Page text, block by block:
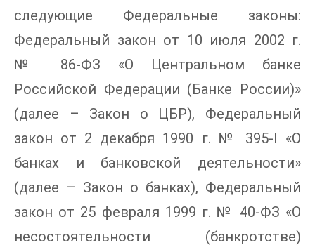
следующие Федеральные законы:
Федеральный закон от 10 июля 2002 г.
№ 86-ФЗ «О Центральном банке
Российской Федерации (Банке России)»
(далее – Закон о ЦБР), Федеральный
закон от 2 декабря 1990 г. № 395-I «О
банках и банковской деятельности»
(далее – Закон о банках), Федеральный
закон от 25 февраля 1999 г. № 40-ФЗ «О
несостоятельности (банкротстве)